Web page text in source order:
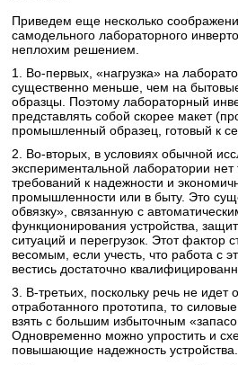
Приведем еще несколько
самодельного лабораторного
неплохим решением.
1. Во-первых, «нагрузка» на
существенно меньше, чем на
образцы. Поэтому лабораторный
представлять собой скорее макет
промышленный образец, готовый к
2. Во-вторых, в условиях обычной
экспериментальной лаборатории нет
требований к надежности и
промышленности или в быту. Это
обвязку», связанную с
функционирования устройства,
ситуаций и перегрузок. Этот фактор
весомым, если учесть, что работа с
вестись достаточно
3. В-третьих, поскольку речь не идет
отработанного прототипа, то
взять с большим избыточным
Одновременно можно упростить и
повышающие надежность устройства.